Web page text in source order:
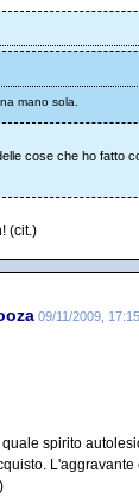
mano sola.
cose che ho fatto
(cit.)
09/11/2009, 17:15
spirito
L'aggravante